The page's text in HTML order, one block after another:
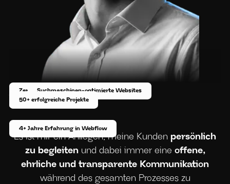
Individuelle Beratung
4+ Jahre Erfahrung in Webflow
Zertifizierter Experte
Suchmaschinen-optimierte Websites
50+ erfolgreiche Projekte
Es ist mir ein Anliegen, meine Kunden persönlich
zu begleitenund dabei immer eine offene,
ehrliche und transparente Kommunikation
während des gesamten Prozesses zu